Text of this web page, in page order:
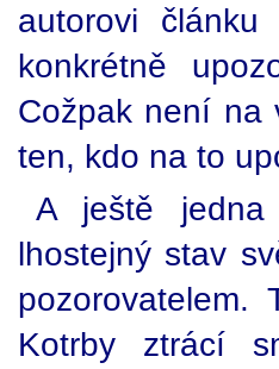
autorovi
konkrétně
Cožpak není na
ten, kdo na to
A ještě jedna
lhostejný stav
Kotrby ztrácí